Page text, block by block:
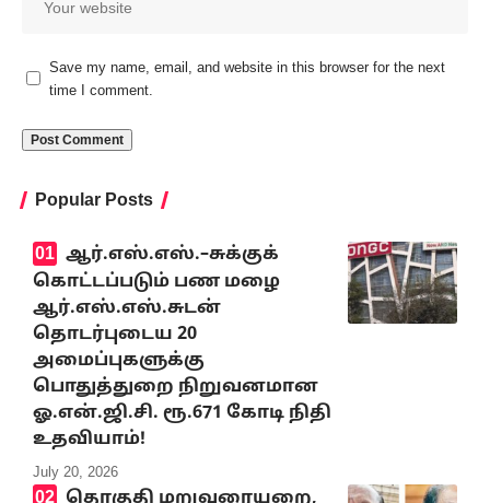
Save my name, email, and website in this browser for the next
time I comment.
Popular Posts
ஆர்.எஸ்.எஸ்.–சுக்குக்
கொட்டப்படும் பண மழை
ஆர்.எஸ்.எஸ்.சுடன்
தொடர்புடைய 20
அமைப்புகளுக்கு
பொதுத்துறை நிறுவனமான
ஓ.என்.ஜி.சி. ரூ.671 கோடி நிதி
உதவியாம்!
July 20, 2026
தொகுதி மறுவரையறை,